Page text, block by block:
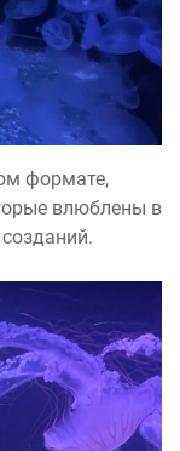
формате,
влюблены в